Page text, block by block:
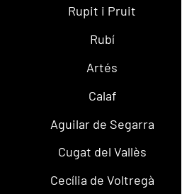
Rupit i Pruit
Rubí
Artés
Calaf
Aguilar de Segarra
Cugat del Vallès
Cecília de Voltregà